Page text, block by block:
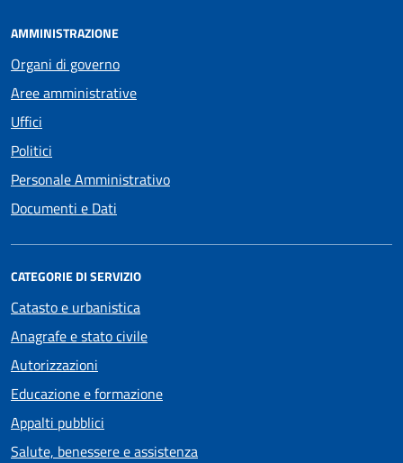
AMMINISTRAZIONE
Organi di governo
Aree amministrative
Uffici
Politici
Personale Amministrativo
Documenti e Dati
CATEGORIE DI SERVIZIO
Catasto e urbanistica
Anagrafe e stato civile
Autorizzazioni
Educazione e formazione
Appalti pubblici
Salute, benessere e assistenza